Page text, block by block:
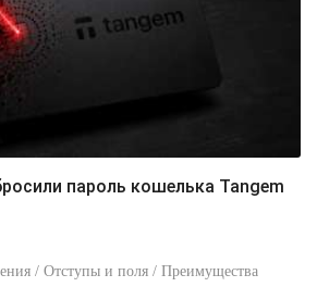
/ Отступы и поля / Преимущества